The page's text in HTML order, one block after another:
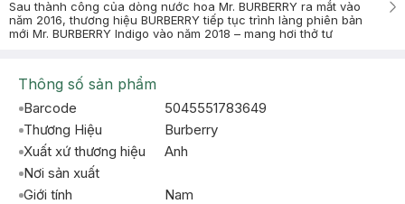
Sau thành công của dòng nước hoa Mr. BURBERRY ra mắt vào
năm 2016, thương hiệu BURBERRY tiếp tục trình làng phiên bản
mới Mr. BURBERRY Indigo vào năm 2018 – mang hơi thở tư
Thông số sản phẩm
Barcode
5045551783649
Thương Hiệu
Burberry
Xuất xứ thương hiệu
Anh
Nơi sản xuất
Giới tính
Nam